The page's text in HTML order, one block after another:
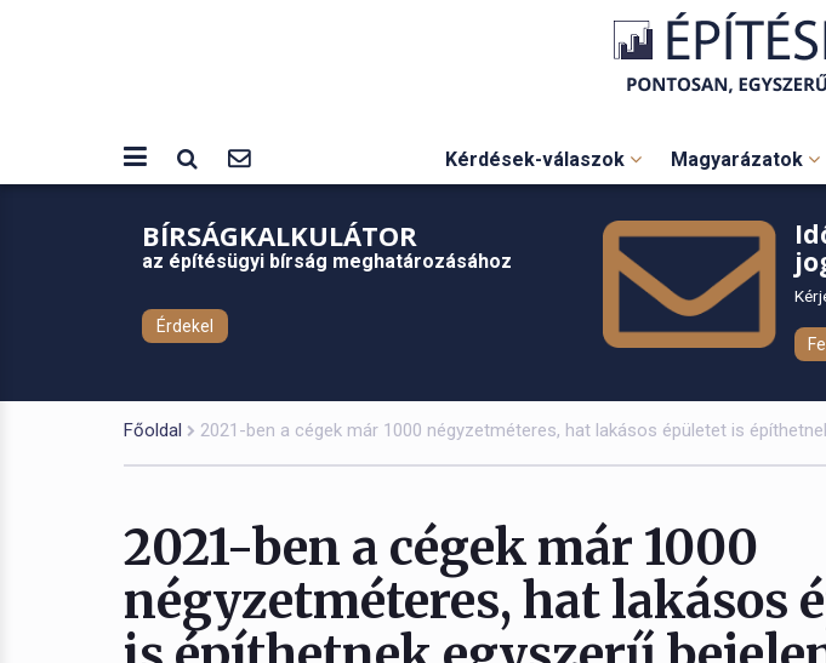
Kérdések-válaszok Magyarázatok
BÍRSÁGKALKULÁTOR
az építésügyi bírság meghatározásához
Érdekel
Főoldal 2021-ben a cégek már 1000 négyzetméteres, hat lakásos épületet is
2021-ben a cégek már 1000
négyzetméteres, hat lakásos